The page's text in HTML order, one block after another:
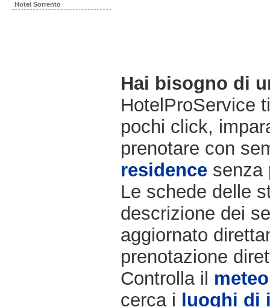
Hotel Sorrento
Hai bisogno di
HotelProService
pochi click,
prenotare con
residence senza
Le schede delle
descrizione dei
aggiornato
prenotazione
Controlla il meteo
cerca i luoghi di